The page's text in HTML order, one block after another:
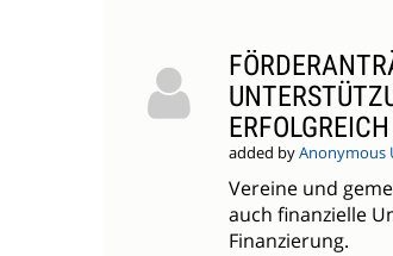
added byAnonymous
Vereine und
auch finanzielle
Finanzierung.